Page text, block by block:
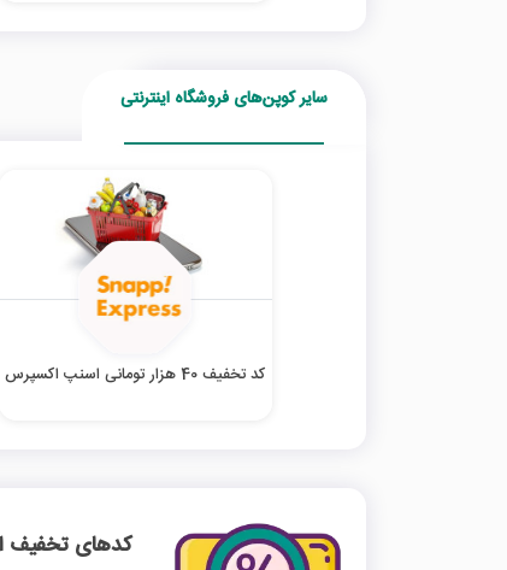
سایر کوپن‌های فروشگاه اینترنتی
کد تخفیف 40 هزار تومانی اسنپ اکسپرس
کدهای تخفیف